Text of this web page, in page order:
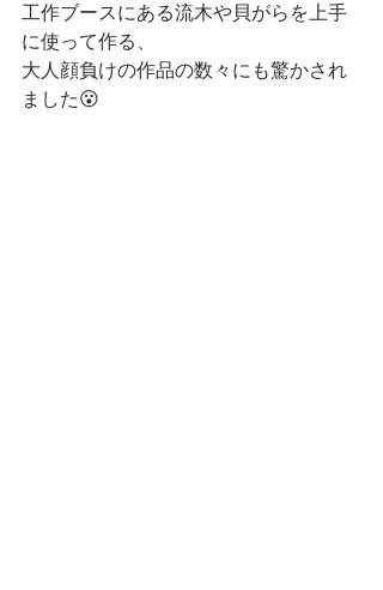
工作ブースにある流木や貝がらを上手
に使って作る、
大人顔負けの作品の数々にも驚かされ
ました😮